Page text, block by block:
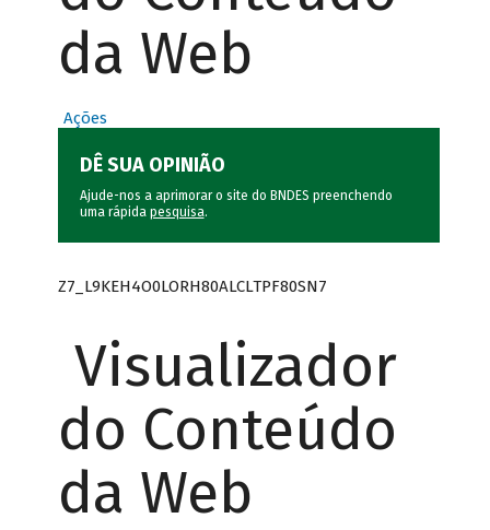
da Web
Ações
DÊ SUA OPINIÃO
Ajude-nos a aprimorar o site do BNDES preenchendo
uma rápida pesquisa.
Z7_L9KEH4O0LORH80ALCLTPF80SN7
Visualizador
do Conteúdo
da Web